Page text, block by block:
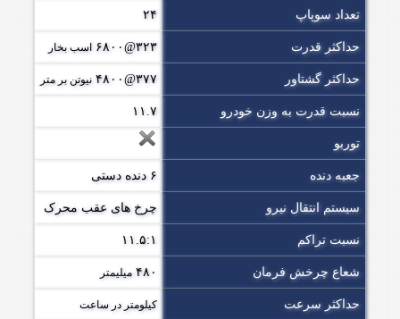
تعداد سوپاپ ۲۴
حداکثر قدرت ۳۲۳@۶۸۰۰ اسب بخار
حداکثر گشتاور ۳۷۷@۴۸۰۰ نیوتن بر متر
نسبت قدرت به وزن خودرو ۱۱.۷
توربو
جعبه دنده ۶ دنده دستی
سیستم انتقال نیرو چرخ های عقب محرک
نسبت تراکم ۱۱.۵:۱
شعاع چرخش فرمان ۴۸۰ میلیمتر
حداکثر سرعت کیلومتر در ساعت